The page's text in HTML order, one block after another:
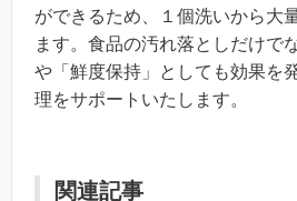
ができるため、１個洗いから大
ます。食品の汚れ落としだけで
や「鮮度保持」としても効果を
理をサポートいたします。
関連記事